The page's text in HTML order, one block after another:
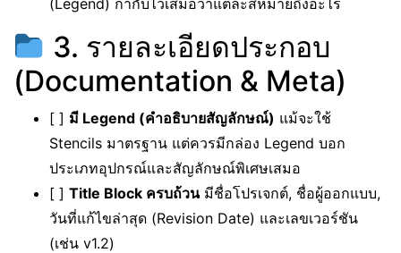
3. รายละเอียดประกอบ
(Documentation & Meta)
[ ] มี Legend (คำอธิบายสัญลักษณ์) แม้จะใช้
Stencils มาตรฐาน แต่ควรมีกล่อง Legend บอก
ประเภทอุปกรณ์และสัญลักษณ์พิเศษเสมอ
[ ] Title Block ครบถ้วนมีชื่อโปรเจกต์, ชื่อผู้ออกแบบ,
วันที่แก้ไขล่าสุด (Revision Date) และเลขเวอร์ชัน
(เช่น v1.2)